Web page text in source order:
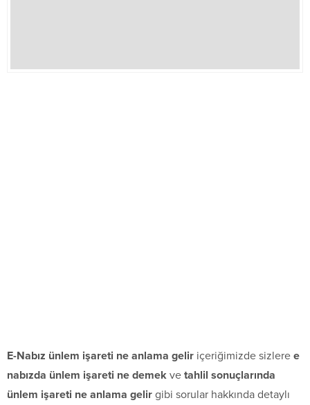
E-Nabız ünlem işareti ne anlama gelir içeriğimizde sizlere e
nabızda ünlem işareti ne demek ve tahlil sonuçlarında
ünlem işareti ne anlama gelir gibi sorular hakkında detaylı